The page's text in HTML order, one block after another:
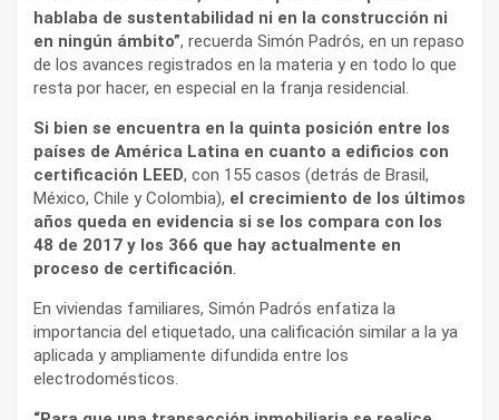
hablaba de sustentabilidad ni en la construcción ni
en ningún ámbito”, recuerda Simón Padrós, en un repaso
de los avances registrados en la materia y en todo lo que
resta por hacer, en especial en la franja residencial.
Si bien se encuentra en la quinta posición entre los
países de América Latina en cuanto a edificios con
certificación LEED, con 155 casos (detrás de Brasil,
México, Chile y Colombia), el crecimiento de los últimos
años queda en evidencia si se los compara con los
48 de 2017 y los 366 que hay actualmente en
proceso de certificación.
En viviendas familiares, Simón Padrós enfatiza la
importancia del etiquetado, una calificación similar a la ya
aplicada y ampliamente difundida entre los
electrodomésticos.